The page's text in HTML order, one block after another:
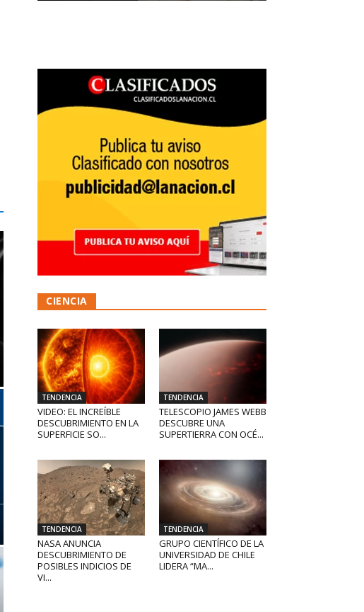
CIENCIA
TENDENCIA
VIDEO: EL INCREÍBLE
DESCUBRIMIENTO EN LA
SUPERFICIE SO...
TENDENCIA
TELESCOPIO JAMES WEBB
DESCUBRE UNA
SUPERTIERRA CON OCÉ...
TENDENCIA
NASA ANUNCIA
DESCUBRIMIENTO DE
POSIBLES INDICIOS DE
VI...
TENDENCIA
GRUPO CIENTÍFICO DE LA
UNIVERSIDAD DE CHILE
LIDERA “MA...